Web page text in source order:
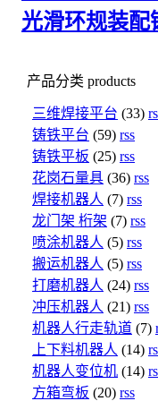
光滑环规装配
产品分类 products
三维焊接平台 (33)
铸铁平台 (59) rss
铸铁平板 (25) rss
花岗石量具 (36) rss
焊接机器人 (7) rss
龙门架 桁架 (7) rss
喷涂机器人 (5) rss
搬运机器人 (5) rss
打磨机器人 (24) rss
冲压机器人 (21) rss
机器人行走轨道 (7)
上下料机器人 (14)
机器人变位机 (14)
方箱弯板 (20) rss